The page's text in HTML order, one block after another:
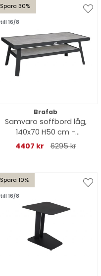
Spara 30%
till 16/8
Brafab
Samvaro soffbord låg,
140x70 H50 cm -
antracit/glas
4407 kr 6295 kr
Spara 10%
till 16/8